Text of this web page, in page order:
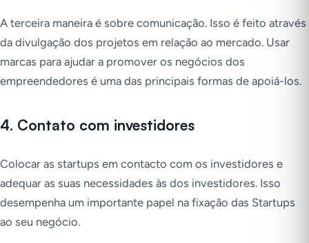
A terceira maneira é sobre comunicação. Isso é feito através
da divulgação dos projetos em relação ao mercado. Usar
marcas para ajudar a promover os negócios dos
empreendedores é uma das principais formas de apoiá-los.
4. Contato com investidores
Colocar as startups em contacto com os investidores e
adequar as suas necessidades às dos investidores. Isso
desempenha um importante papel na fixação das Startups
ao seu negócio.